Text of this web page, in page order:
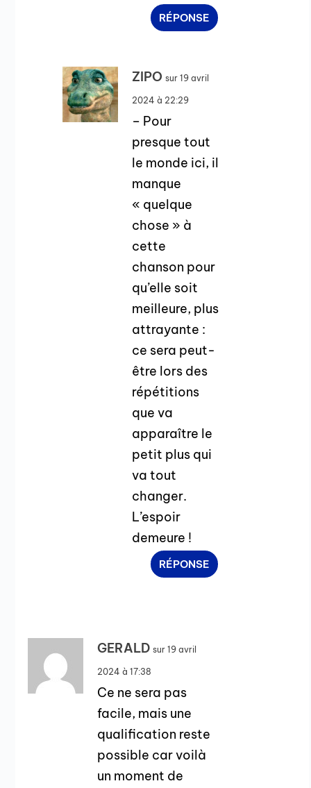
RÉPONSE
ZIPO sur 19 avril
2024 à 22:29
– Pour
presque tout
le monde ici, il
manque
« quelque
chose » à
cette
chanson pour
qu’elle soit
meilleure, plus
attrayante :
ce sera peut-
être lors des
répétitions
que va
apparaître le
petit plus qui
va tout
changer.
L’espoir
demeure !
RÉPONSE
GERALD sur 19 avril
2024 à 17:38
Ce ne sera pas
facile, mais une
qualification reste
possible car voilà
un moment de